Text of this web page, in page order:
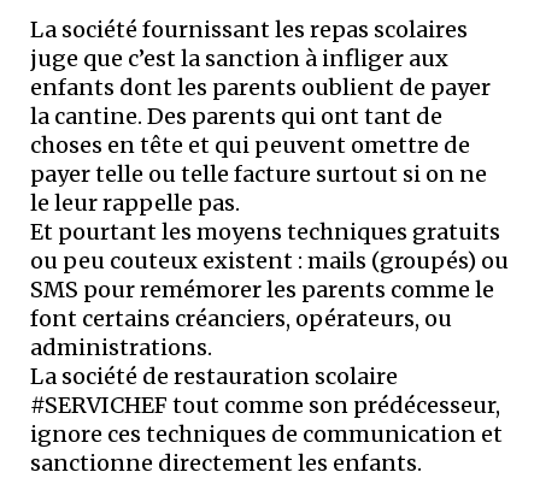
La société fournissant les repas scolaires
juge que c’est la sanction à infliger aux
enfants dont les parents oublient de payer
la cantine. Des parents qui ont tant de
choses en tête et qui peuvent omettre de
payer telle ou telle facture surtout si on ne
le leur rappelle pas.
Et pourtant les moyens techniques gratuits
ou peu couteux existent : mails (groupés) ou
SMS pour remémorer les parents comme le
font certains créanciers, opérateurs, ou
administrations.
La société de restauration scolaire
#SERVICHEF tout comme son prédécesseur,
ignore ces techniques de communication et
sanctionne directement les enfants.